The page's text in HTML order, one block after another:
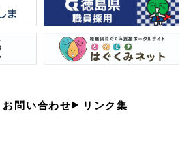
お問い合わせ リンク集